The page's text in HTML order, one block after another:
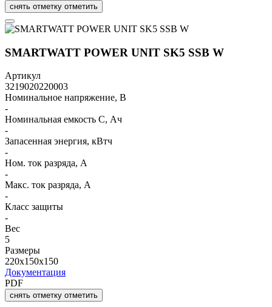
снять отметку отметить
SMARTWATT POWER UNIT SK5 SSB W
Артикул
3219020220003
Номинальное напряжение, В
-
Номинальная емкость C, Ач
-
Запасенная энергия, кВтч
-
Ном. ток разряда, А
-
Макс. ток разряда, А
-
Класс защиты
-
Вес
5
Размеры
220x150x150
Документация
PDF
снять отметку отметить